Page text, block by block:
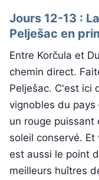
Jours 12-13 :
Pelješac en
Entre Korčula et
chemin direct.
Pelješac. C'est ici
vignobles du
un rouge puissant
soleil conservé.
est aussi le point
meilleurs huîtres